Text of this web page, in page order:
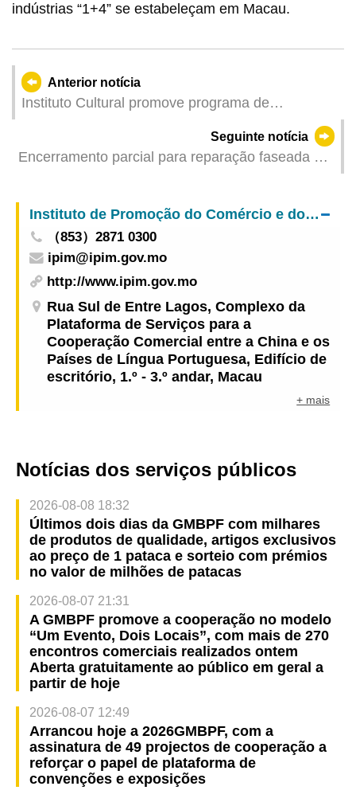
indústrias “1+4” se estabeleçam em Macau.
Anterior notícia
Instituto Cultural promove programa de
Concertos “Noites de Fado” no Teatro Dom Pedro
V durante os fins-de-semana de Março para
enriquecer a experiência cultural e turística
Seguinte notícia
Encerramento parcial para reparação faseada do
Instituto de Promoção do Comércio e do Investimento
（853）2871 0300
ipim@ipim.gov.mo
http://www.ipim.gov.mo
Rua Sul de Entre Lagos, Complexo da
Plataforma de Serviços para a
Cooperação Comercial entre a China e os
Países de Língua Portuguesa, Edifício de
escritório, 1.º - 3.º andar, Macau
+ mais
Notícias dos serviços públicos
2026-08-08 18:32
Últimos dois dias da GMBPF com milhares
de produtos de qualidade, artigos exclusivos
ao preço de 1 pataca e sorteio com prémios
no valor de milhões de patacas
2026-08-07 21:31
A GMBPF promove a cooperação no modelo
“Um Evento, Dois Locais”, com mais de 270
encontros comerciais realizados ontem
Aberta gratuitamente ao público em geral a
partir de hoje
2026-08-07 12:49
Arrancou hoje a 2026GMBPF, com a
assinatura de 49 projectos de cooperação a
reforçar o papel de plataforma de
convenções e exposições